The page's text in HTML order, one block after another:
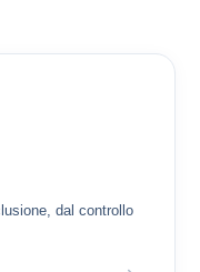
dal controllo